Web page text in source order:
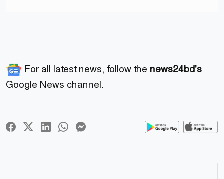
For all latest news, follow the news24bd's
Google News channel.